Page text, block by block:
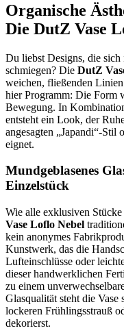
Organische
Die DutZ Vase
Du liebst Designs, die
schmiegen? Die DutZ
weichen, fließenden
hier Programm: Die Form
Bewegung. In
entsteht ein Look, der
angesagten „Japandi“-Stil
eignet.
Mundgeblasenes
Einzelstück
Wie alle exklusiven
Vase Loflo Nebel
kein anonymes
Kunstwerk, das die
Lufteinschlüsse oder
dieser handwerklichen
zu einem
Glasqualität steht die
lockeren Frühlingsstrauß
dekorierst.